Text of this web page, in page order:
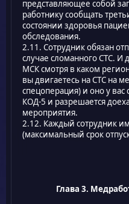
представляющее собой
работнику сообщать
состоянии здоровья
обследования.
2.11. Сотрудник обязан
случае сломанного СТС.
МСК смотря в каком
вы двигаетесь на СТС на
спецоперация) и оно у вас
КОД-5 и разрешается
мероприятия.
2.12. Каждый сотрудник
(максимальный срок
Глава 3.